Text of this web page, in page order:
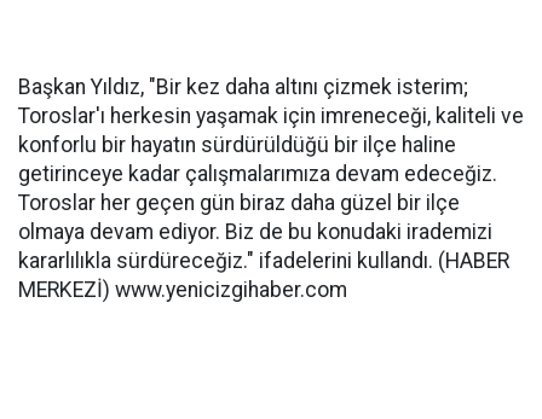
Başkan Yıldız, "Bir kez daha altını çizmek isterim;
Toroslar'ı herkesin yaşamak için imreneceği, kaliteli ve
konforlu bir hayatın sürdürüldüğü bir ilçe haline
getirinceye kadar çalışmalarımıza devam edeceğiz.
Toroslar her geçen gün biraz daha güzel bir ilçe
olmaya devam ediyor. Biz de bu konudaki irademizi
kararlılıkla sürdüreceğiz." ifadelerini kullandı. (HABER
MERKEZİ) www.yenicizgihaber.com